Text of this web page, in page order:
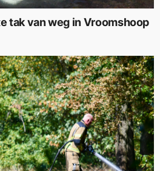
tak van weg in Vroomshoop